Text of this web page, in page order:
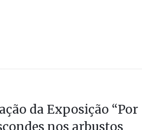
da Exposição “Por
nos arbustos